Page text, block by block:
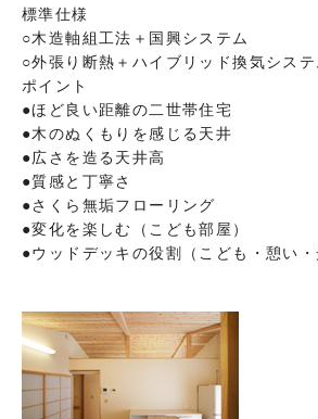
標準仕様
○木造軸組工法＋国興システム
○外張り断熱＋ハイブリッド換気システ
ポイント
●ほど良い距離の二世帯住宅
●木のぬくもりを感じる天井
●広さを造る天井高
●質感と丁寧さ
●さくら無垢フローリング
●変化を楽しむ（こども部屋）
●ウッドデッキの役割（こども・憩い・